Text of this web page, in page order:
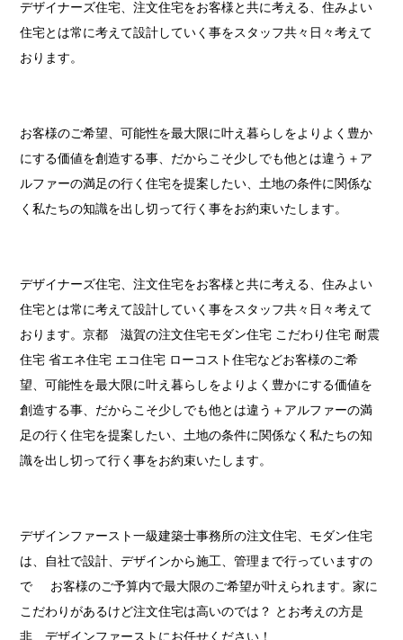
デザイナーズ住宅、注文住宅をお客様と共に考える、住みよい
住宅とは常に考えて設計していく事をスタッフ共々日々考えて
おります。
お客様のご希望、可能性を最大限に叶え暮らしをよりよく豊か
にする価値を創造する事、だからこそ少しでも他とは違う＋ア
ルファーの満足の行く住宅を提案したい、土地の条件に関係な
く私たちの知識を出し切って行く事をお約束いたします。
デザイナーズ住宅、注文住宅をお客様と共に考える、住みよい
住宅とは常に考えて設計していく事をスタッフ共々日々考えて
おります。京都 滋賀の注文住宅モダン住宅 こだわり住宅 耐震
住宅 省エネ住宅 エコ住宅 ローコスト住宅などお客様のご希
望、可能性を最大限に叶え暮らしをよりよく豊かにする価値を
創造する事、だからこそ少しでも他とは違う＋アルファーの満
足の行く住宅を提案したい、土地の条件に関係なく私たちの知
識を出し切って行く事をお約束いたします。
デザインファースト一級建築士事務所の注文住宅、モダン住宅
は、自社で設計、デザインから施工、管理まで行っていますの
で お客様のご予算内で最大限のご希望が叶えられます。家に
こだわりがあるけど注文住宅は高いのでは？ とお考えの方是
非、デザインファーストにお任せください！